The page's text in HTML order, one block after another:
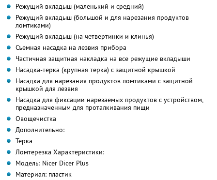
Режущий вкладыш (маленький и средний)
Режущий вкладыш (большой и для нарезания продуктов
ломтиками)
Режущий вкладыш (на четвертинки и клинья)
Съемная насадка на лезвия прибора
Частичная защитная накладка на все режущие вкладыши
Насадка-терка (крупная терка) с защитной крышкой
Насадка для нарезания продуктов ломтиками с защитной
крышкой для лезвия
Насадка для фиксации нарезаемых продуктов с устройством,
предназначенным для проталкивания пищи
Овощечистка
Дополнительно:
Терка
Ломтерезка Характеристики:
Модель: Nicer Dicer Plus
Материал: пластик